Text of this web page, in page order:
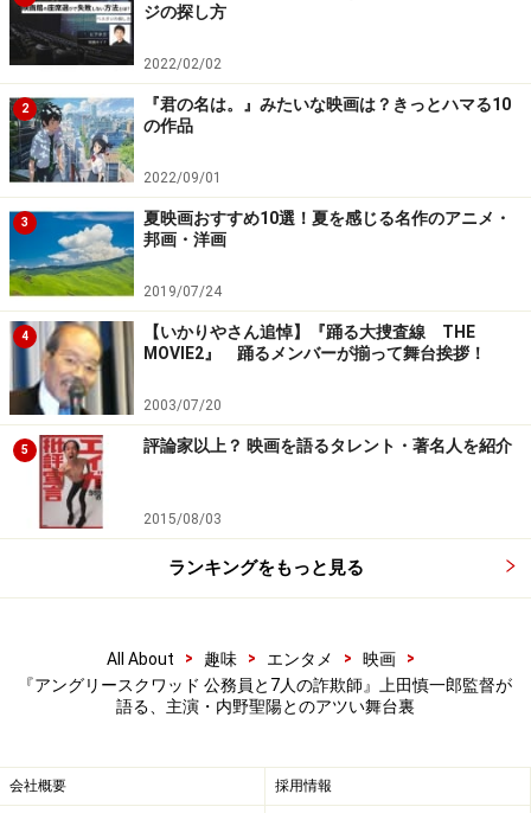
いったのですね。
上田監督：内野さんとは何度も会って、打ち合わせを重
ねましたね。妥協を許さない人なので、徹底的に話し合
って脚本をブラッシュアップしていきました。
＞次ページ：「こういう現場は珍しい」と俳優たちが言
う“上田監督ならでは”の理由
※記事内容は執筆時点のものです。最新の内容をご確認くださ
い。
ジの探し方
2022/02/02
2
『君の名は。』みたいな映画は？きっとハマる10
の作品
2022/09/01
3
夏映画おすすめ10選！夏を感じる名作のアニメ・
邦画・洋画
2019/07/24
4
【いかりやさん追悼】『踊る大捜査線 THE
MOVIE2』 踊るメンバーが揃って舞台挨拶！
2003/07/20
5 評論家以上？ 映画を語るタレント・著名人を紹介
2015/08/03
ランキングをもっと見る
All About > 趣味 > エンタメ > 映画
>
『アングリースクワッド 公務員と7人の詐欺師』上田慎一郎監督が
語る、主演・内野聖陽とのアツい舞台裏
会社概要 採用情報